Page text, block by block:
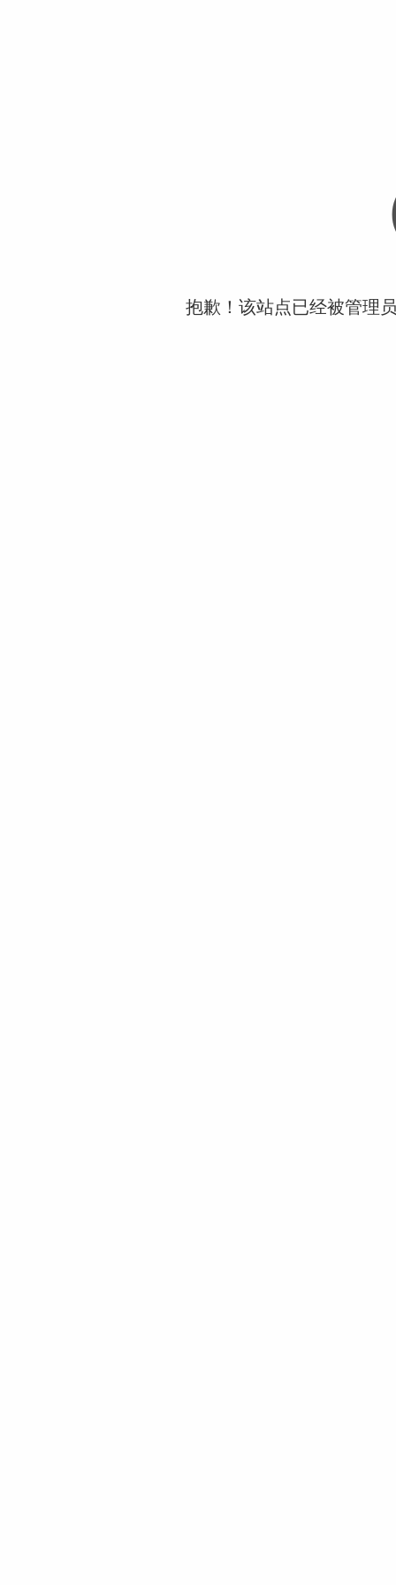
抱歉！该站点已经被管理